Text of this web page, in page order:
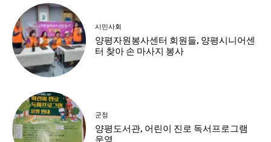
시민사회
양평자원봉사센터 회원들, 양평시니어센
터 찾아 손 마사지 봉사
군정
양평도서관, 어린이 진로 독서프로그램
운영